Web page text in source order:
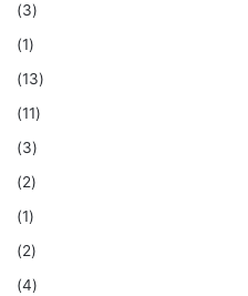
(3)
(1)
(13)
(11)
(3)
(2)
(1)
(2)
(4)